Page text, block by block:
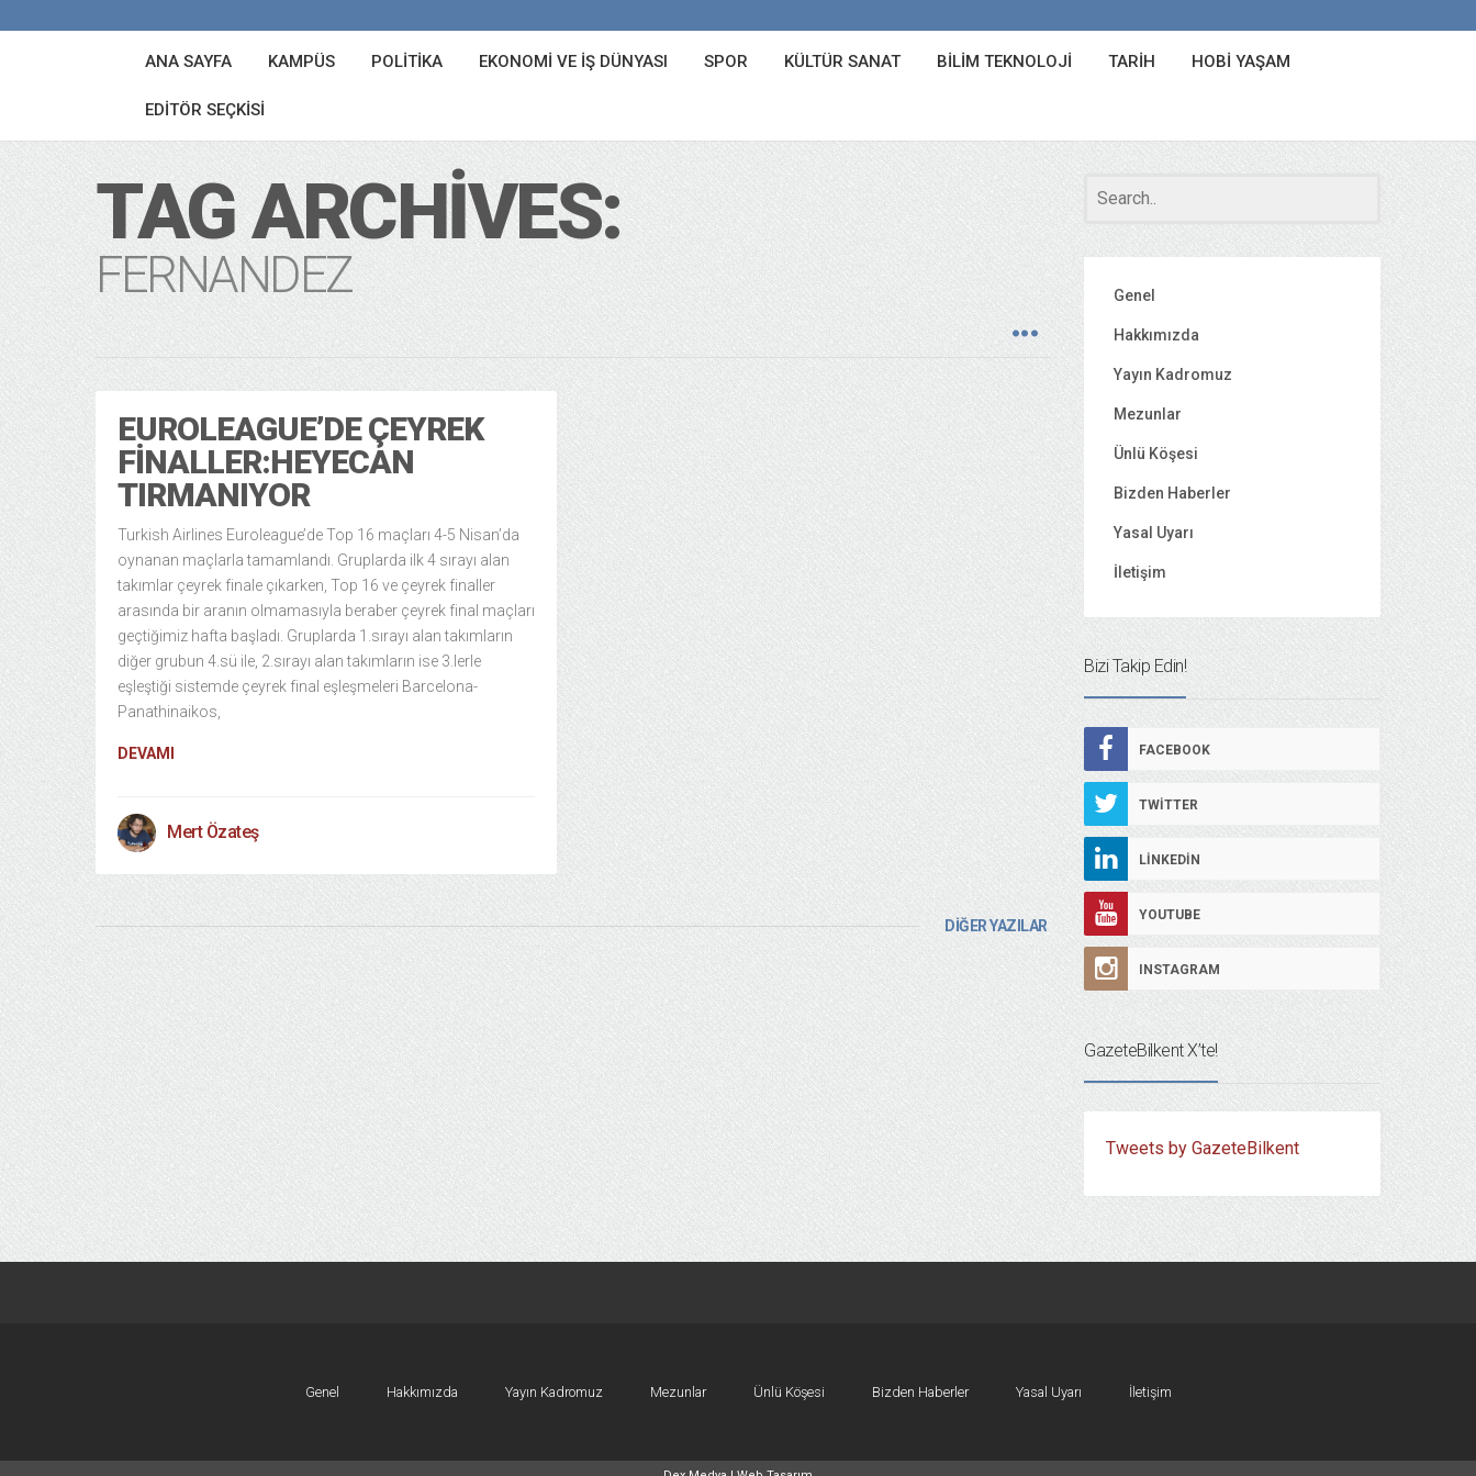
ANA SAYFA KAMPÜS POLITIKA EKONOMI VE İŞ DÜNYASI SPOR KÜLTÜR SANAT BILIM TEKNOLOJI TARIH HOBI YAŞAM
EDITÖR SEÇKISI
TAG ARCHIVES:
FERNANDEZ
EUROLEAGUE’DE ÇEYREK
FINALLER:HEYECAN
TIRMANIYOR
Turkish Airlines Euroleague’de Top 16 maçları 4-5 Nisan’da
oynanan maçlarla tamamlandı. Gruplarda ilk 4 sırayı alan
takımlar çeyrek finale çıkarken, Top 16 ve çeyrek finaller
arasında bir aranın olmamasıyla beraber çeyrek final maçları
geçtiğimiz hafta başladı. Gruplarda 1.sırayı alan takımların
diğer grubun 4.sü ile, 2.sırayı alan takımların ise 3.lerle
eşleştiği sistemde çeyrek final eşleşmeleri Barcelona-
Panathinaikos,
DEVAMI
Mert Özateş
DİĞER YAZILAR
Genel
Hakkımızda
Yayın Kadromuz
Mezunlar
Ünlü Köşesi
Bizden Haberler
Yasal Uyarı
İletişim
Bizi Takip Edin!
FACEBOOK
TWITTER
LINKEDIN
YOUTUBE
INSTAGRAM
GazeteBilkent X’te!
Tweets by GazeteBilkent
Genel Hakkımızda Yayın Kadromuz Mezunlar Ünlü Köşesi Bizden Haberler Yasal Uyarı İletişim